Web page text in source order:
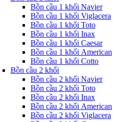
Bồn cầu 1 khối Navier
Bồn cầu 1 khối Viglacera
Bồn cầu 1 khối Toto
Bồn cầu 1 khối Inax
Bồn cầu 1 khối Caesar
Bồn cầu 1 khối American
Bồn cầu 1 khối Cotto
Bồn cầu 2 khối
Bồn cầu 2 khối Navier
Bồn cầu 2 khối Toto
Bồn cầu 2 khối Inax
Bồn cầu 2 khối American
Bồn cầu 2 khối Viglacera